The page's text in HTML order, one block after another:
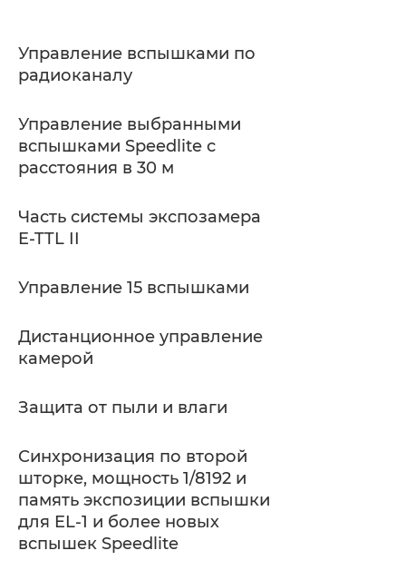
Управление вспышками по
радиоканалу
Управление выбранными
вспышками Speedlite с
расстояния в 30 м
Часть системы экспозамера
E-TTL II
Управление 15 вспышками
Дистанционное управление
камерой
Защита от пыли и влаги
Синхронизация по второй
шторке, мощность 1/8192 и
память экспозиции вспышки
для EL-1 и более новых
вспышек Speedlite